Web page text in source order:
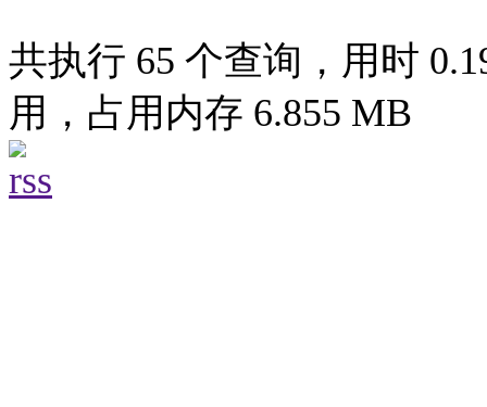
共执行 65 个查询，用时
用，占用内存 6.855 MB